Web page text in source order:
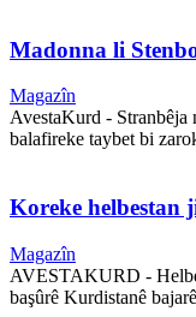
Madonna li
Magazîn
AvestaKurd - Stranbêja
balafireke taybet bi
Koreke helbestan
Magazîn
AVESTAKURD -
başûrê Kurdistanê